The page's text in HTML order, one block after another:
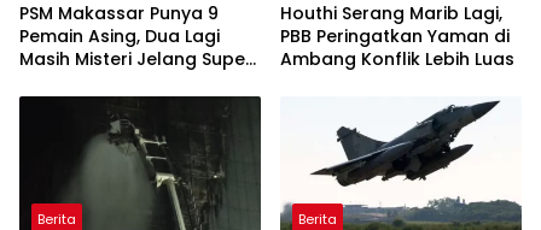
PSM Makassar Punya 9
Pemain Asing, Dua Lagi
Masih Misteri Jelang Super
Houthi Serang Marib Lagi,
PBB Peringatkan Yaman di
Ambang Konflik Lebih Luas
Berita Berita